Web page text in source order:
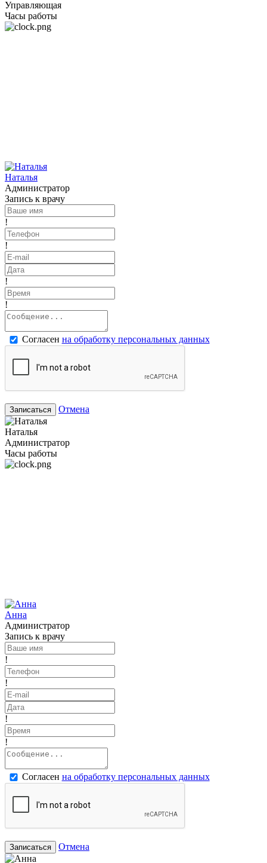
Управляющая
Часы работы
Наталья
Администратор
Запись к врачу
!
!
!
!
Согласен на обработку персональных данных
Записаться Отмена
Наталья
Администратор
Часы работы
Анна
Администратор
Запись к врачу
!
!
!
!
Согласен на обработку персональных данных
Записаться Отмена